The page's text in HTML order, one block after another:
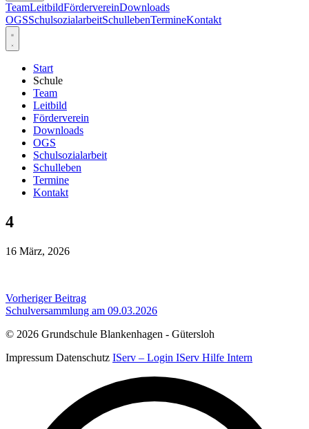
TeamLeitbildFördervereinDownloads
OGSSchulsozialarbeitSchullebenTermineKontakt
Start
Schule
Team
Leitbild
Förderverein
Downloads
OGS
Schulsozialarbeit
Schulleben
Termine
Kontakt
4
16 März, 2026
Beitragsnavigation
Vorheriger Beitrag
Schulversammlung am 09.03.2026
© 2026 Grundschule Blankenhagen - Gütersloh
Impressum Datenschutz IServ – Login IServ Hilfe Intern